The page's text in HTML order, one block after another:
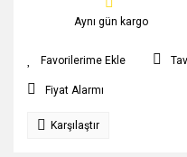
Aynı gün kargo
Fiyat Alarmı
Karşılaştır